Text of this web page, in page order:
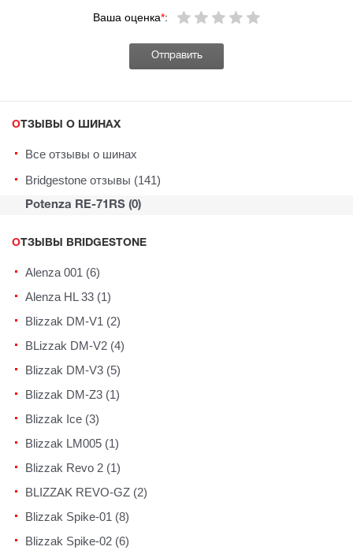
Ваша оценка*:
ОТЗЫВЫ О ШИНАХ
Все отзывы о шинах
Bridgestone отзывы (141)
Potenza RE-71RS (0)
ОТЗЫВЫ BRIDGESTONE
Alenza 001 (6)
Alenza HL 33 (1)
Blizzak DM-V1 (2)
BLizzak DM-V2 (4)
Blizzak DM-V3 (5)
Blizzak DM-Z3 (1)
Blizzak Ice (3)
Blizzak LM005 (1)
Blizzak Revo 2 (1)
BLIZZAK REVO-GZ (2)
Blizzak Spike-01 (8)
Blizzak Spike-02 (6)